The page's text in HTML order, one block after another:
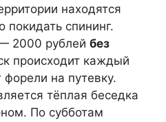
находятся
спининг.
2000 рублей без
происходит каждый
форели на путевку.
тёплая беседка
По субботам